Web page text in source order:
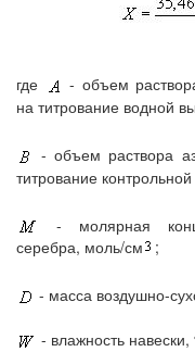
где
- объем
на титрование водной
- объем раствора
титрование
- молярная
серебра, моль/см
;
- масса воздушно-
- влажность навески,